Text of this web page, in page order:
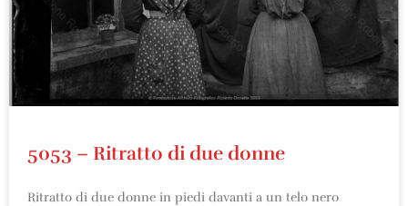
5053 – Ritratto di due donne
Ritratto di due donne in piedi davanti a un telo nero